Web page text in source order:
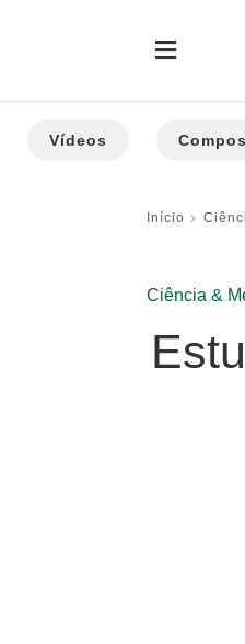
Vídeos
Início
Ciência &